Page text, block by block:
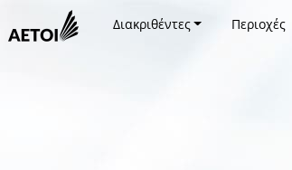
Διακριθέντες Περιοχές